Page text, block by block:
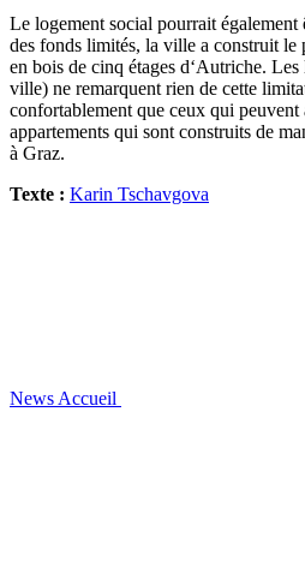
Le logement social pourrait
des fonds limités, la ville a construit le
en bois de cinq étages d‘Autriche. Les
ville) ne remarquent rien de cette
confortablement que ceux qui peuvent
appartements qui sont construits de
à Graz.
Texte : Karin Tschavgova
News Accueil